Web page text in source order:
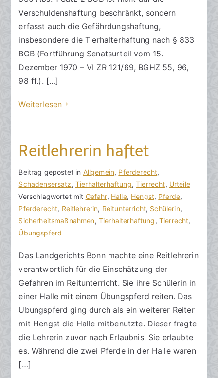
c
a
n
w
l
ö
n
t
l
c
a
m
1
1
.
S
e
p
e
r
2
0
1
9
n
e
zu
Tierhalterhaftung
wenn
realisiert
wird
und
diese
auf
den
eingetretenen
Schaden
ist
Verschuldenshaftung beschränkt, sondern
erfasst auch die Gefährdungshaftung,
insbesondere die Tierhalterhaftung nach § 833
BGB (Fortführung Senatsurteil vom 15.
Dezember 1970 – VI ZR 121/69, BGHZ 55, 96,
98 ff.). […]
Weiterlesen
Reitlehrerin haftet
V
o
n
h
o
r
k
R
e
c
h
a
n
w
B
e
i
t
r
a
v
e
r
ö
f
n
t
l
Beitrag gepostet in Allgemein, Pferderecht,
Schadensersatz, Tierhalterhaftung,Tierrecht, Urteile
Verschlagwortet mit Gefahr, Halle, Hengst, Pferde,
Pferderecht, Reitlehrerin, Reitunterricht, Schülerin,
Sicherheitsmaßnahmen, Tierhalterhaftung, Tierrecht,
Übungspferd
K
e
i
n
e
K
m
m
e
n
t
e
zu
Reitlehrerin
Das Landgerichts Bonn machte eine Reitlehrerin
verantwortlich für die Einschätzung der
Gefahren im Reitunterricht. Sie ihre Schülerin in
einer Halle mit einem Übungspferd reiten. Das
Übungspferd ging durch als ein weiterer Reiter
mit Hengst die Halle mitbenutzte. Dieser fragte
die Lehrerin zuvor nach Erlaubnis. Sie erlaubte
es. Während die zwei Pferde in der Halle waren
[…]